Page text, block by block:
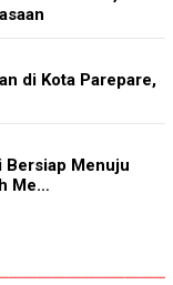
di Kota Parepare,
Bersiap Menuju
Me…